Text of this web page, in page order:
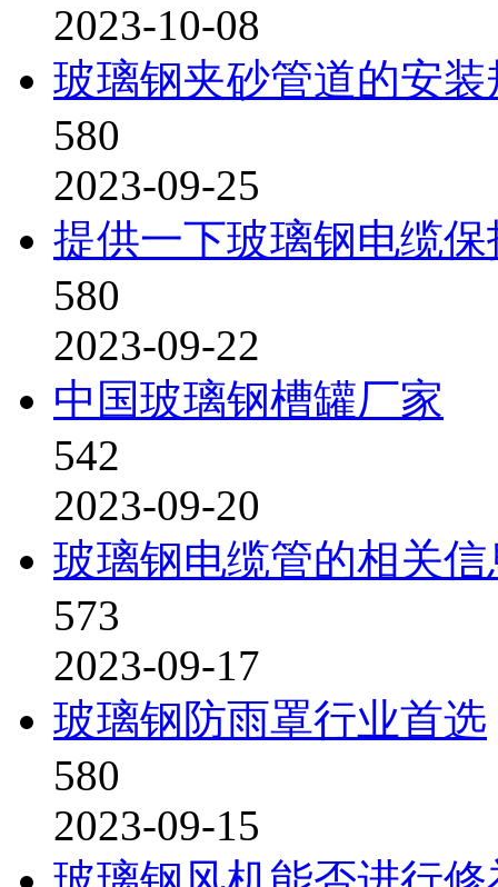
2023-10-08
玻璃钢夹砂管道的安装
580
2023-09-25
提供一下玻璃钢电缆
580
2023-09-22
中国玻璃钢槽罐厂家
542
2023-09-20
玻璃钢电缆管的相关信
573
2023-09-17
玻璃钢防雨罩行业首选
580
2023-09-15